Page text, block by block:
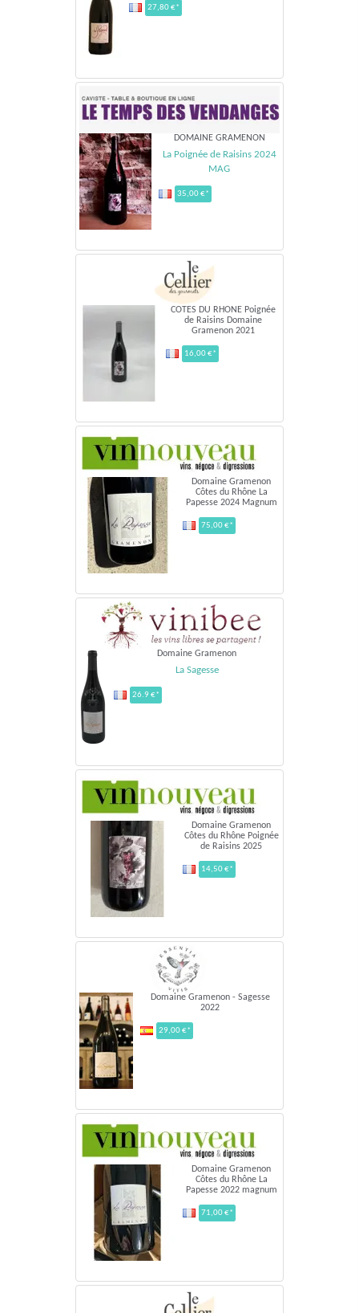
27,80 €*
DOMAINE GRAMENON
La Poignée de Raisins 2024
MAG
35,00 €*
COTES DU RHONE Poignée
de Raisins Domaine
Gramenon 2021
16,00 €*
Domaine Gramenon
Côtes du Rhône La
Papesse 2024 Magnum
75,00 €*
Domaine Gramenon
La Sagesse
26.9 €*
Domaine Gramenon
Côtes du Rhône Poignée
de Raisins 2025
14,50 €*
Domaine Gramenon - Sagesse
2022
29,00 €*
Domaine Gramenon
Côtes du Rhône La
Papesse 2022 magnum
71,00 €*